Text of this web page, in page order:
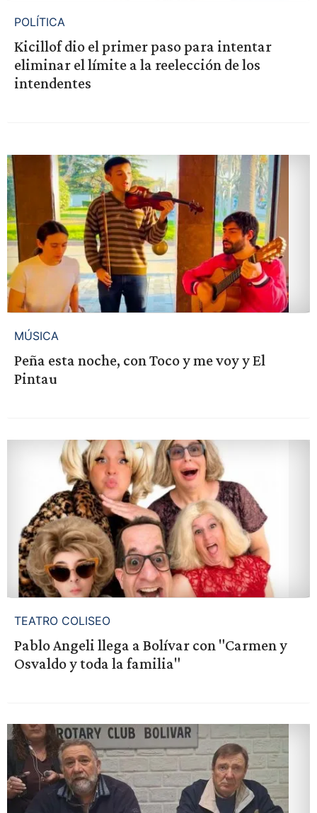
POLÍTICA
Kicillof dio el primer paso para intentar
eliminar el límite a la reelección de los
intendentes
MÚSICA
Peña esta noche, con Toco y me voy y El
Pintau
TEATRO COLISEO
Pablo Angeli llega a Bolívar con "Carmen y
Osvaldo y toda la familia"